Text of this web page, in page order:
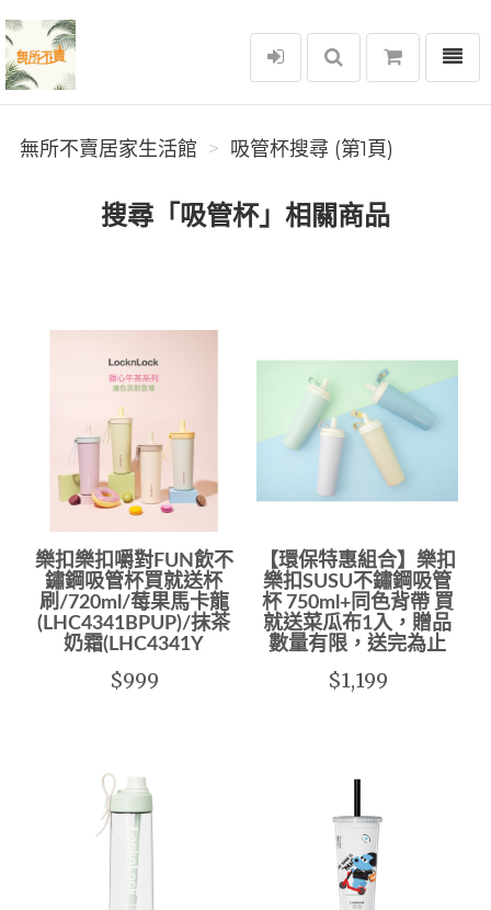
無所不賣居家生活館
選單
無所不賣居家生活館 吸管杯搜尋 (第1頁)
搜尋「吸管杯」相關商品
樂扣樂扣嚼對FUN飲不
鏽鋼吸管杯買就送杯
刷/720ml/莓果馬卡龍
(LHC4341BPUP)/抹茶
奶霜(LHC4341Y
$999
【環保特惠組合】樂扣
樂扣SUSU不鏽鋼吸管
杯 750ml+同色背帶 買
就送菜瓜布1入，贈品
數量有限，送完為止
$1,199